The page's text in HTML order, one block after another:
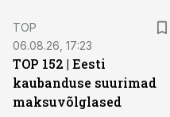
TOP
06.08.26, 17:23
TOP 152 | Eesti
kaubanduse suurimad
maksuvõlglased